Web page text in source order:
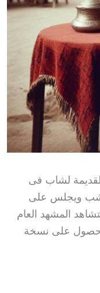
لشاب فى
ويجلس على
المشهد العام
على هذه الصورة خلال 60 ثانية والحصول على نسخة